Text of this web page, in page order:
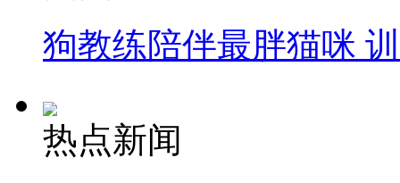
狗教练陪伴最胖猫咪
热点新闻